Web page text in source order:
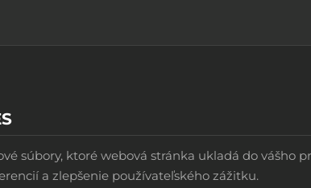
súbory, ktoré webová stránka ukladá do vášho
a zlepšenie používateľského zážitku.